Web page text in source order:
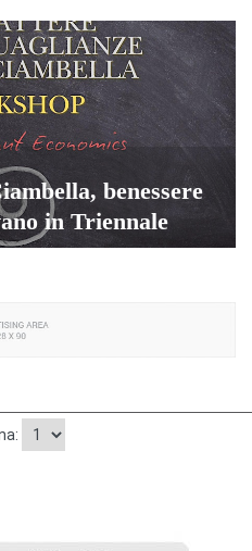
benessere
in Triennale